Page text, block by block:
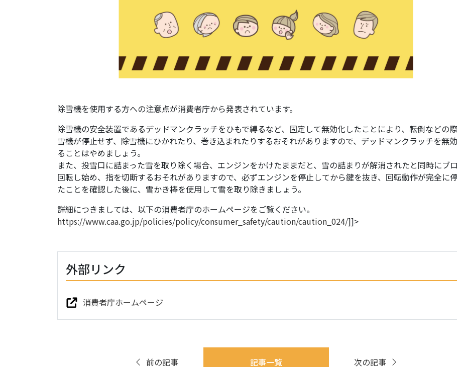
除雪機を使用する方への注意点が消費者庁から発表されています。
除雪機の安全装置であるデッドマンクラッチをひもで縛るなど、固定して無効化したことにより、転倒などの
雪機が停止せず、除雪機にひかれたり、巻き込まれたりするおそれがありますので、デッドマンクラッチを無
ることはやめましょう。
また、投雪口に詰まった雪を取り除く場合、エンジンをかけたままだと、雪の詰まりが解消されたと同時にブ
回転し始め、指を切断するおそれがありますので、必ずエンジンを停止してから鍵を抜き、回転動作が完全に
たことを確認した後に、雪かき棒を使用して雪を取り除きましょう。
詳細につきましては、以下の消費者庁のホームページをご覧ください。
https://www.caa.go.jp/policies/policy/consumer_safety/caution/caution_024/]]>
外部リンク
消費者庁ホームページ
前の記事 記事一覧 次の記事